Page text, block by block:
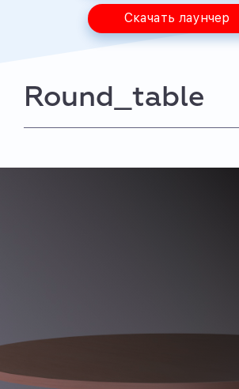
Скачать лаунчер
Round_table